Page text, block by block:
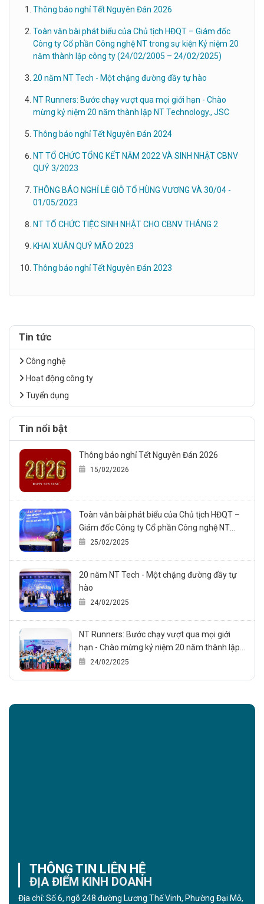
Thông báo nghỉ Tết Nguyên Đán 2026
Toàn văn bài phát biểu của Chủ tịch HĐQT – Giám đốc
Công ty Cổ phần Công nghệ NT trong sự kiện Kỷ niệm 20
năm thành lập công ty (24/02/2005 – 24/02/2025)
20 năm NT Tech - Một chặng đường đầy tự hào
NT Runners: Bước chạy vượt qua mọi giới hạn - Chào
mừng kỷ niệm 20 năm thành lập NT Technology., JSC
Thông báo nghỉ Tết Nguyên Đán 2024
NT TỔ CHỨC TỔNG KẾT NĂM 2022 VÀ SINH NHẬT CBNV
QUÝ 3/2023
THÔNG BÁO NGHỈ LỄ GIỖ TỔ HÙNG VƯƠNG VÀ 30/04 -
01/05/2023
NT TỔ CHỨC TIỆC SINH NHẬT CHO CBNV THÁNG 2
KHAI XUÂN QUÝ MÃO 2023
Thông báo nghỉ Tết Nguyên Đán 2023
Tin tức
Công nghệ
Hoạt động công ty
Tuyển dụng
Tin nổi bật
Thông báo nghỉ Tết Nguyên Đán 2026
15/02/2026
Toàn văn bài phát biểu của Chủ tịch HĐQT –
Giám đốc Công ty Cổ phần Công nghệ NT
trong sự kiện Kỷ niệm 20 năm thành lập công
25/02/2025
20 năm NT Tech - Một chặng đường đầy tự
hào
24/02/2025
NT Runners: Bước chạy vượt qua mọi giới
hạn - Chào mừng kỷ niệm 20 năm thành lập
NT Technology., JSC
24/02/2025
THÔNG TIN LIÊN HỆ
ĐỊA ĐIỂM KINH DOANH
Địa chỉ: Số 6, ngõ 248 đường Lương Thế Vinh, Phường Đại Mỗ,